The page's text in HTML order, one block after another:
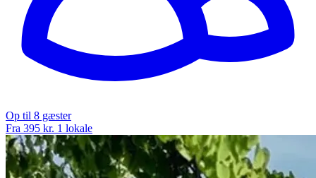
Op til 8 gæster
Fra 395 kr. 1 lokale